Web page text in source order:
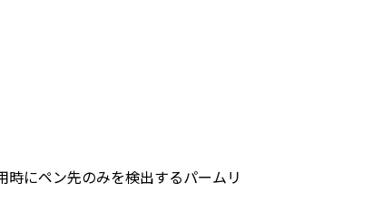
にペン先のみを検出するパームリ